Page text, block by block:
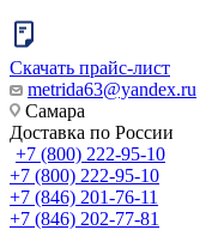
Скачать прайс-лист
metrida63@yandex.ru
Самара
Доставка по России
+7 (800) 222-95-10
+7 (800) 222-95-10
+7 (846) 201-76-11
+7 (846) 202-77-81